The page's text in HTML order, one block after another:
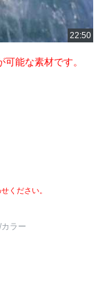
能な素材です。
ください。
/カラー